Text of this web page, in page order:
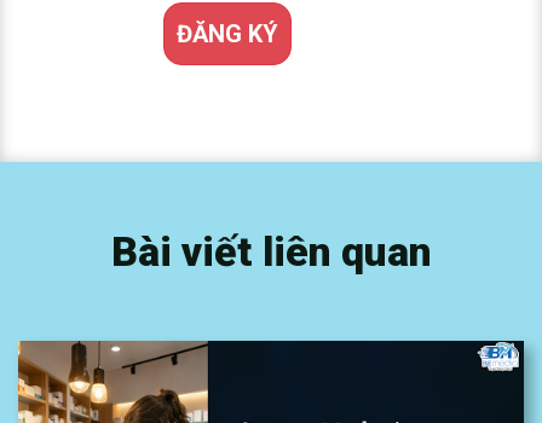
Bài viết liên quan